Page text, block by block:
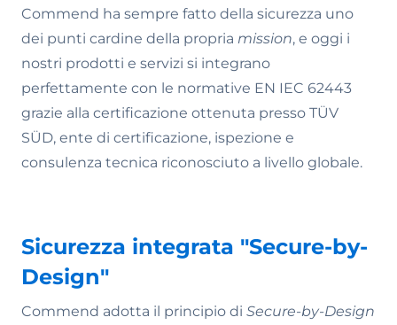
Commend ha sempre fatto della sicurezza uno
dei punti cardine della propria mission, e oggi i
nostri prodotti e servizi si integrano
perfettamente con le normative EN IEC 62443
grazie alla certificazione ottenuta presso TÜV
SÜD, ente di certificazione, ispezione e
consulenza tecnica riconosciuto a livello globale.
Sicurezza integrata "Secure-by-
Design"
Commend adotta il principio di Secure-by-Design